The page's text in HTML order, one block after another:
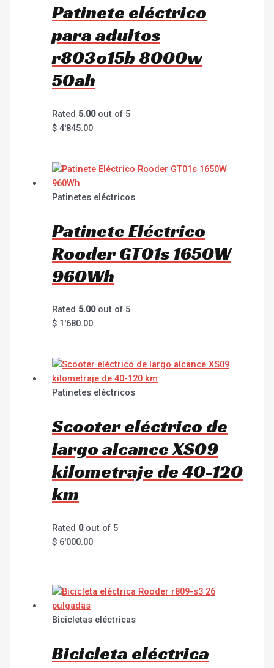
Patinete eléctrico
para adultos
r803o15b 8000w
50ah
Rated 5.00out of 5
$ 4'845.00
Patinetes eléctricos
Patinete Eléctrico
Rooder GT01s 1650W
960Wh
Rated 5.00out of 5
$ 1'680.00
Patinetes eléctricos
Scooter eléctrico de
largo alcance XS09
kilometraje de 40-120
km
Rated 0out of 5
$ 6'000.00
Bicicletas eléctricas
Bicicleta eléctrica